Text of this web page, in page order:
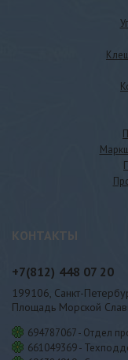
КОНТАКТЫ
+7(812) 448 07 20
199106, Санкт-
Площадь Морской
694787067 - Отдел
661049369 -